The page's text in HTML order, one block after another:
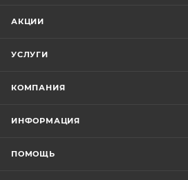
АКЦИИ
УСЛУГИ
КОМПАНИЯ
ИНФОРМАЦИЯ
ПОМОЩЬ